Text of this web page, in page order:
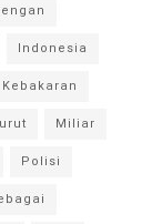
Indonesia
Kebakaran
Miliar
Polisi